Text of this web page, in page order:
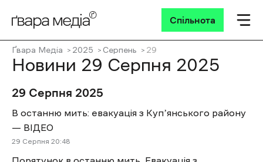
Спільнота
Ґвара Медіа 2025 Серпень 29
Новини 29 Cерпня 2025
29 Cерпня 2025
В останню мить: евакуація з Купʼянського району
— ВІДЕО
29 Cерпня 20:48